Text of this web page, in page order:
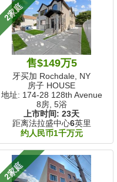
2家庭
售$149万5
牙买加 Rochdale, NY
房子 HOUSE
地址: 174-28 128th Avenue
8房, 5浴
上市时间: 23天
距离法拉盛中心6英里
约人民币1千万元
2家庭